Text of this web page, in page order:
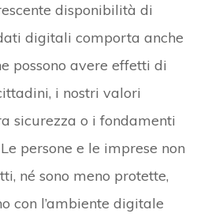
disponibilità di
digitali comporta anche
possono avere effetti di
i nostri valori
sicurezza o i fondamenti
persone e le imprese non
né sono meno protette,
con l’ambiente digitale